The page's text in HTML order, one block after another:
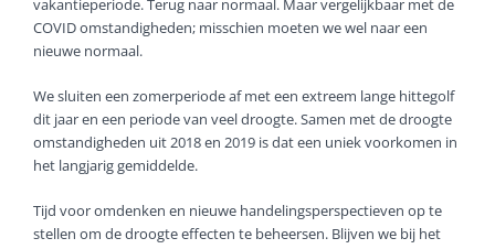
vakantieperiode. Terug naar normaal. Maar vergelijkbaar met de
COVID omstandigheden; misschien moeten we wel naar een
nieuwe normaal.
We sluiten een zomerperiode af met een extreem lange hittegolf
dit jaar en een periode van veel droogte. Samen met de droogte
omstandigheden uit 2018 en 2019 is dat een uniek voorkomen in
het langjarig gemiddelde.
Tijd voor omdenken en nieuwe handelingsperspectieven op te
stellen om de droogte effecten te beheersen. Blijven we bij het